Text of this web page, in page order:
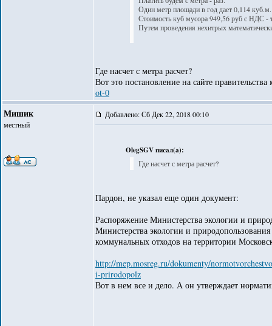
Один метр площади в год дает 0,114
Стоимость куб мусора 949,56 руб с НДС -
Путем проведения нехитрых
Где насчет с метра расчет?
Вот это постановление на сайте
ot-0
Мишик
местный
Добавлено: Сб Дек 22, 2018 00:10
OlegSGV писал(а):
Где насчет с метра расчет?
Пардон, не указал еще один документ:
Распоряжение Министерства экологии и
Министерства экологии и
коммунальных отходов на территории
http://mep.mosreg.ru/dokumenty/
i-prirodopolz
Вот в нем все и дело. А он утверждает